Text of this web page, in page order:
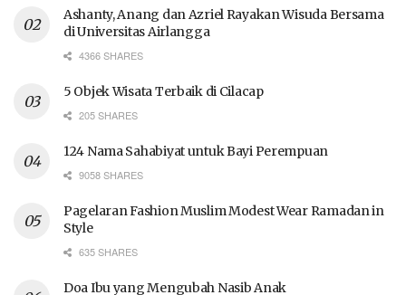
Ashanty, Anang dan Azriel Rayakan Wisuda Bersama
di Universitas Airlangga
4366 SHARES
5 Objek Wisata Terbaik di Cilacap
205 SHARES
124 Nama Sahabiyat untuk Bayi Perempuan
9058 SHARES
Pagelaran Fashion Muslim Modest Wear Ramadan in
Style
635 SHARES
Doa Ibu yang Mengubah Nasib Anak